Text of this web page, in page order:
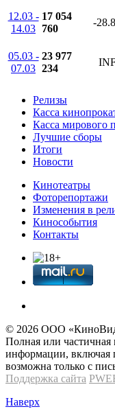
12.03 -
14.03
17 054
760
-
05.03 -
07.03
23 977
234
Релизы
Касса
Касса мирового
Лучшие сборы
Итоги
Новости
Кинотеатры
Фоторепортажи
Изменения в
Кинособытия
Контакты
© 2026 OOО
Полная или частичная
информации, включая
возможна только с
Поддержка сайта
Наверх